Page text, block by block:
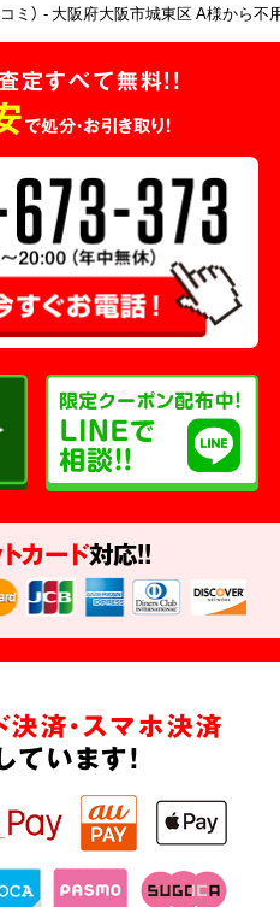
ミ） 大阪府大阪市城東区 A様から不
定すべて無料!!
で処分・お引き取り！
カード対応!!
済・スマホ決済
ています!